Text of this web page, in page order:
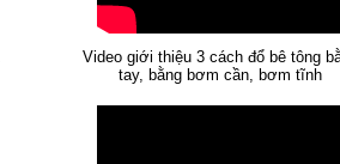
Video giới thiệu 3 cách đổ bê tông
tay, bằng bơm cần, bơm tĩnh